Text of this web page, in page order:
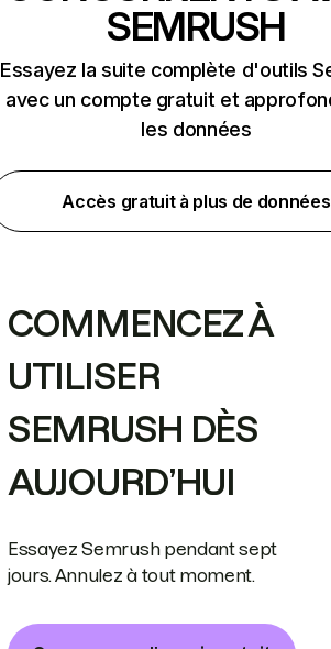
SEMRUSH
Essayez la suite complète d'outils
avec un compte gratuit et
les données
Accès gratuit à plus de données
COMMENCEZ À
UTILISER
SEMRUSH DÈS
AUJOURD’HUI
Essayez Semrush pendant sept
jours. Annulez à tout moment.